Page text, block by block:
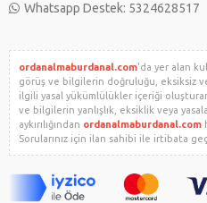
Whatsapp Destek: 5324628517
ordanalmaburdanal.com'da yer alan
görüş ve bilgilerin doğruluğu, eksiksiz
ilgili yasal yükümlülükler içeriği
ve bilgilerin yanlışlık, eksiklik veya
aykırılığından ordanalmaburdanal.com
Sorularınız için ilan sahibi ile irtibata